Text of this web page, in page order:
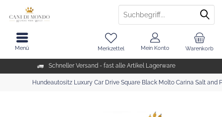
Schneller Versand - fast alle Artikel Lagerware
Warenkorb
Merkzettel Mein Konto
Menü
Hundeautositz Luxury Car Drive Square Black Molto Carina Salt and